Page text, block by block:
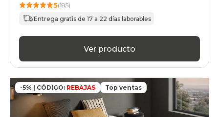
5(185)
Entrega gratis de 17 a 22 días laborables
Ver producto
-5% | CÓDIGO: REBAJAS Top ventas